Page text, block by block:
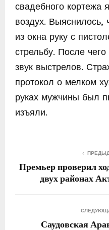
свадебного кортежа
воздух. Выяснилось,
из окна руку с
стрельбу. После
звук выстрелов.
протокол о мелком
руках мужчины был
изъяли.
Премьер проверил
двух районах
Саудовская